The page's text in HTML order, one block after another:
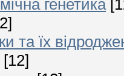
генетика
та їх
[12]